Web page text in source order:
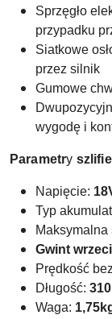
Sprzęgło
przypadku
Siatkowe
przez silnik
Gumowe
wygodę i
Parametry
Napięcie:
Typ
Maksymalna
Gwint
Prędkość
Długość:
Waga: